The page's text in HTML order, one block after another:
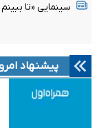
سینمایی «تا
پیشنهاد